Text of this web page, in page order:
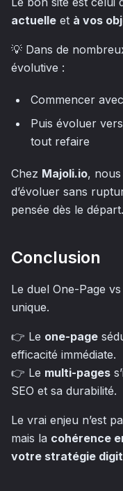
actuelle et à vos
💡 Dans de
évolutive :
Commencer
Puis évoluer
tout refaire
Chez Majoli.io,
d’évoluer sans
pensée dès le départ.
Conclusion
Le duel One-Page
unique.
👉 Le one-page
efficacité immédiate.
👉 Le multi-pages
SEO et sa durabilité.
Le vrai enjeu n’est
mais la cohérence
votre stratégie